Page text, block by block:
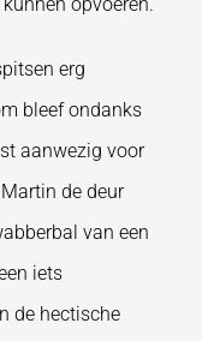
erg
bleef ondanks
aanwezig voor
de deur
van een
iets
de hectische